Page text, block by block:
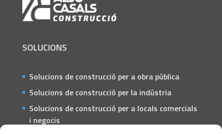
SOLUCIONS
Solucions de construcció per a obra pública
Solucions de construcció per la indústria
Solucions de construcció per a locals comercials
i negocis